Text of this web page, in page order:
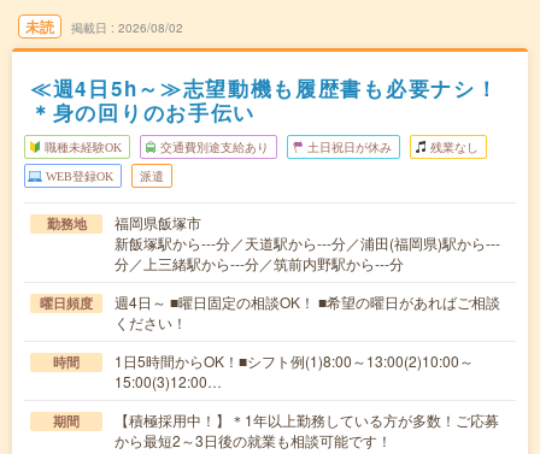
未読 掲載日 2026/08/02
≪週4日5h～≫志望動機も履歴書も必要ナシ！
＊身の回りのお手伝い
職種未経験OK 交通費別途支給あり 土日祝日が休み 残業なし
WEB登録OK 派遣
勤務地
福岡県飯塚市
新飯塚駅から---分／天道駅から---分／浦田(福岡県)駅から---
分／上三緒駅から---分／筑前内野駅から---分
曜日頻度
週4日～ ■曜日固定の相談OK！ ■希望の曜日があればご相談
ください！
時間
1日5時間からOK！■シフト例(1)8:00～13:00(2)10:00～
15:00(3)12:00…
期間
【積極採用中！】＊1年以上勤務している方が多数！ご応募
から最短2～3日後の就業も相談可能です！